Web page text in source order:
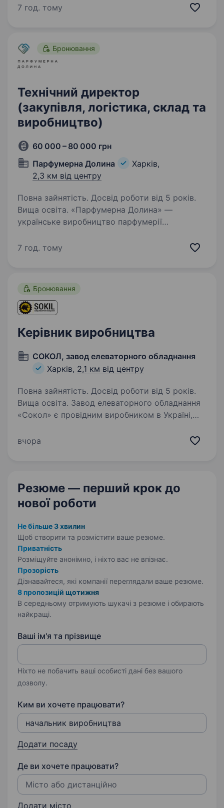
Керівника відділу якості, який побудує
7 год. тому
Бронювання
Технічний директор
(закупівля, логістика, склад та
виробництво)
60 000 – 80 000 грн
Парфумерна Долина
Харків,
2,3 км від центру
Повна зайнятість. Досвід роботи від 5 років.
Вища освіта. «Парфумерна Долина» —
українське виробництво парфумерії
Group — групи компаній з більш ніж 25-річною
7 год. тому
Бронювання
Керівник виробництва
СОКОЛ, завод елеваторного обладнання
Харків, 2,1 км від центру
Повна зайнятість. Досвід роботи від 5 років.
Вища освіта. Завод елеваторного обладнання
«Сокол» є провідним виробником в Україні,
вакансія на посаду Керівник виробництва.
вчора
Резюме — перший крок до
нової роботи
Не більше 3 хвилин
Щоб створити та розмістити ваше резюме.
Приватність
Розміщуйте анонімно, і ніхто вас не впізнає.
Прозорість
Дізнавайтеся, які компанії переглядали ваше резюме.
8 пропозицій щотижня
В середньому отримують шукачі з резюме і обирають
найкращі.
Ваші ім'я та прізвище
Ніхто не побачить ваші особисті дані без вашого
дозволу.
Ким ви хочете працювати?
Додати посаду
Де ви хочете працювати?
Додати місто